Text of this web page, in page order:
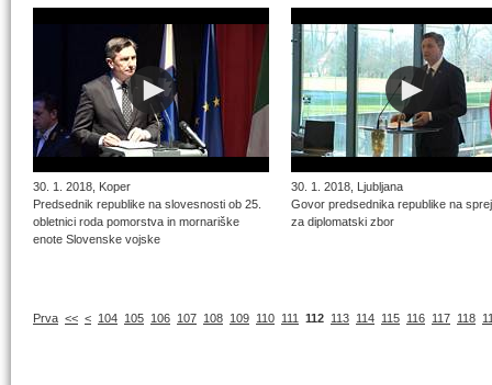
30. 1. 2018, Koper
Predsednik republike na slovesnosti ob 25.
obletnici roda pomorstva in mornariške
enote Slovenske vojske
30. 1. 2018, Ljubljana
Govor predsednika republike na
za diplomatski zbor
Prva << < 104 105 106 107 108 109 110 111 112 113 114 115 116 117 118